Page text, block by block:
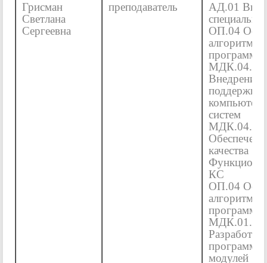
Грисман
Светлана
Сергеевна
преподаватель
АД.01
ОП.04
МДК.04.01
Внедрение
поддержка
систем
МДК.04.02
качества
КС
ОП.04
МДК.01.01
Разработка
модулей